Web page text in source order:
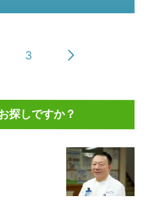
3
探しですか？